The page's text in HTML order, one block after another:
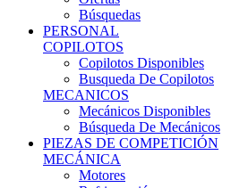
PERSONAL
COPILOTOS
Copilotos Disponibles
Busqueda De Copilotos
MECANICOS
Mecánicos Disponibles
Búsqueda De Mecánicos
PIEZAS DE COMPETICIÓN
MECÁNICA
Motores
Refrigeración
Electrónica